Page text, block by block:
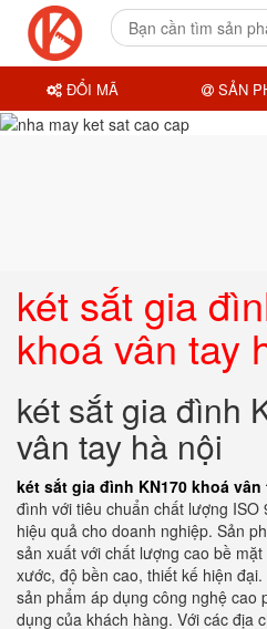
két sắt gia
khoá vân tay
két sắt gia đình
vân tay hà nội
két sắt gia đình KN170 khoá vân
đình với tiêu chuẩn chất lượng
hiệu quả cho doanh nghiệp. Sản
sản xuất với chất lượng cao bề
xước, độ bền cao, thiết kế hiện
sản phẩm áp dụng công nghệ cao
dụng của khách hàng. Với các địa
ĐỔI MÃ SẢN